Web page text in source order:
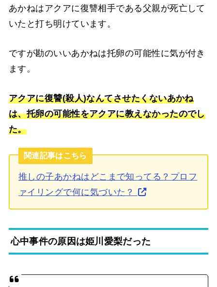
あかねはアクアに復讐相手である父親が死亡して
いたと打ち明けています。
ですが勘のいいあかねは托卵の可能性に気が付き
ます。
アクアに復讐(殺人)なんてさせたくないあかね
は、托卵の可能性をアクアに教えなかったのでし
た。
関連記事はこちら
推しの子あかねはどこまで知ってる？プロフ
ァイリングで何に気づいた？
心中事件の原因は姫川愛梨だった